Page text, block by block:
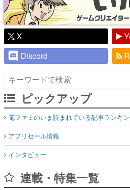
X
Discord
ピックアップ
電ファミのいま読まれている記事ランキ
アプリセール情報
インタビュー
連載・特集一覧